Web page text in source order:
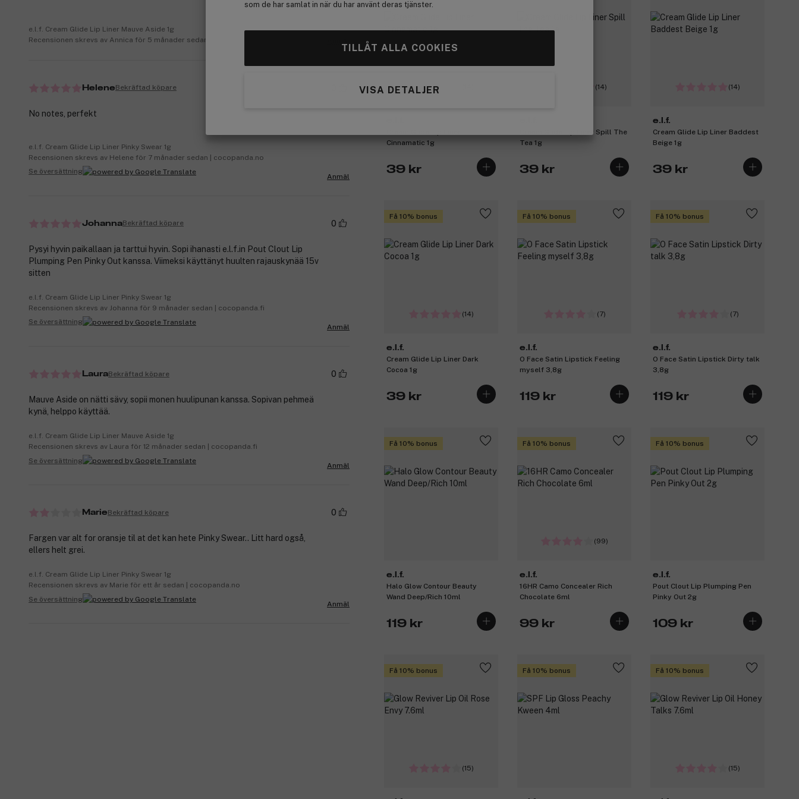
som de har samlat in när du har använt deras tjänster.
TILLÅT ALLA COOKIES
VISA DETALJER
Cinnamatic 1g
39 kr
(14)
Cream Glide Lip Liner Spill The
Tea 1g
39 kr
(14)
e.l.f.
Cream Glide Lip Liner Baddest
Beige 1g
39 kr
Få 10% bonus
(14)
e.l.f.
Cream Glide Lip Liner Dark
Cocoa 1g
39 kr
Få 10% bonus
(7)
e.l.f.
O Face Satin Lipstick Feeling
myself 3,8g
119 kr
Få 10% bonus
(7)
e.l.f.
O Face Satin Lipstick Dirty talk
3,8g
119 kr
Få 10% bonus
e.l.f.
Halo Glow Contour Beauty
Wand Deep/Rich 10ml
119 kr
Få 10% bonus
(99)
e.l.f.
16HR Camo Concealer Rich
Chocolate 6ml
99 kr
Få 10% bonus
e.l.f.
Pout Clout Lip Plumping Pen
Pinky Out 2g
109 kr
Få 10% bonus
(15)
Få 10% bonus Få 10% bonus
(15)
e.l.f. Cream Glide Lip Liner Mauve Aside 1g
Recensionen skrevs av Annica för 5 månader sedan
HeleneBekräftad köpare
No notes, perfekt
e.l.f. Cream Glide Lip Liner Pinky Swear 1g
Recensionen skrevs av Helene för 7 månader sedan | cocopanda.no
Se översättning
Anmäl
JohannaBekräftad köpare 0
Pysyi hyvin paikallaan ja tarttui hyvin. Sopi ihanasti e.l.f.in Pout Clout Lip
Plumping Pen Pinky Out kanssa. Viimeksi käyttänyt huulten rajauskynää 15v
sitten
e.l.f. Cream Glide Lip Liner Pinky Swear 1g
Recensionen skrevs av Johanna för 9 månader sedan | cocopanda.fi
Se översättning
Anmäl
LauraBekräftad köpare 0
Mauve Aside on nätti sävy, sopii monen huulipunan kanssa. Sopivan pehmeä
kynä, helppo käyttää.
e.l.f. Cream Glide Lip Liner Mauve Aside 1g
Recensionen skrevs av Laura för 12 månader sedan | cocopanda.fi
Se översättning
Anmäl
MarieBekräftad köpare 0
Fargen var alt for oransje til at det kan hete Pinky Swear.. Litt hard også,
ellers helt grei.
e.l.f. Cream Glide Lip Liner Pinky Swear 1g
Recensionen skrevs av Marie för ett år sedan | cocopanda.no
Se översättning
Anmäl